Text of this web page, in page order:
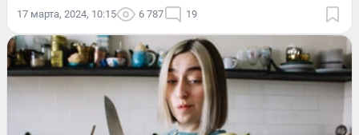
17 марта, 2024, 10:15 6 787 19